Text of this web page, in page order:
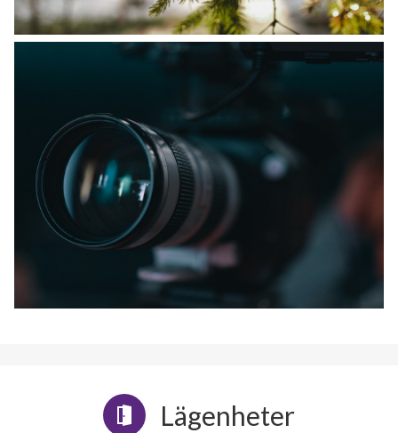
Lägenheter